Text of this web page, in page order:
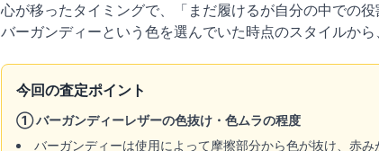
心が移ったタイミングで、「まだ履けるが自分の中での
バーガンディーという色を選んでいた時点のスタイルか
今回の査定ポイント
① バーガンディーレザーの色抜け・色ムラの程度
バーガンディーは使用によって摩擦部分から色が抜け、赤